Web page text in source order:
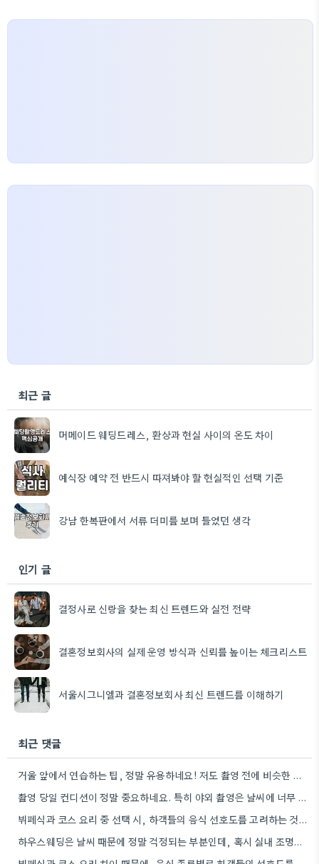
최근 글
머메이드 웨딩드레스, 환상과 현실 사이의 온도 차이
예식장 예약 전 반드시 따져봐야 할 현실적인 선택 기준
강남 한복판에서 서류 더미를 보며 들었던 생각
인기 글
결정사로 신랑을 찾는 최신 트렌드와 실전 전략
결혼정보회사의 실제 운영 방식과 신뢰를 높이는 체크리스트
서울시그니엘과 결혼정보회사 최신 트렌드를 이해하기
최근 댓글
거울 앞에서 연습하는 팁, 정말 유용하네요! 저도 촬영 전에 비슷한 방식으로 시도해봐야겠어요.
촬영 당일 컨디션이 정말 중요하네요. 특히 야외 촬영은 날씨에 너무 민감해지면 오히려 집중이 안 될…
뷔페식과 코스 요리 중 선택 시, 하객들의 음식 선호도를 고려하는 것이 중요하겠네요.
하우스웨딩은 날씨 때문에 정말 걱정되는 부분인데, 혹시 실내 조명이나 장식으로 분위기를 잘 연출하면 날씨의 영향을…